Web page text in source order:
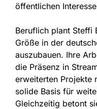
öffentlichen
Beruflich plant Steffi
Größe in der
auszubauen. Ihre
die Präsenz in
erweiterten Projekte
solide Basis für
Gleichzeitig betont